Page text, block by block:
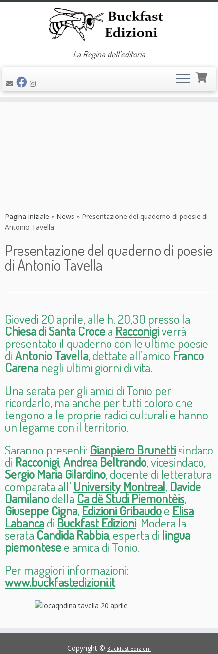
La Regina dell'editoria
Pagina iniziale » News » Presentazione del quaderno di poesie di
Antonio Tavella
Presentazione del quaderno di poesie
di Antonio Tavella
Giovedì 20 aprile, alle h. 20,30 presso la
Chiesa di Santa Crocea Racconigiverrà
presentato il quaderno con le ultime poesie
diAntonio Tavella, dettate all’amico Franco
Carena negli ultimi giorni di vita.
Una serata per gli amici di Tonio per
ricordarlo, ma anche per tutti coloro che
tengono alle proprie radici culturali e hanno
un legame con il territorio.
Saranno presenti: Gianpiero Brunettisindaco
di Racconigi,Andrea Beltrando, vicesindaco,
Sergio Maria Gilardino, docente di letteratura
comparata all’ University Montreal, Davide
Damilanodella Ca dë Studi Piemontèis,
Giuseppe Cigna, Edizioni Gribaudoe Elisa
Labancadi Buckfast Edizioni. Modera la
serata Candida Rabbia, esperta di lingua
piemontesee amica di Tonio.
Per maggiori informazioni:
www.buckfastedizioni.it
Copyright © Buckfast Edizioni